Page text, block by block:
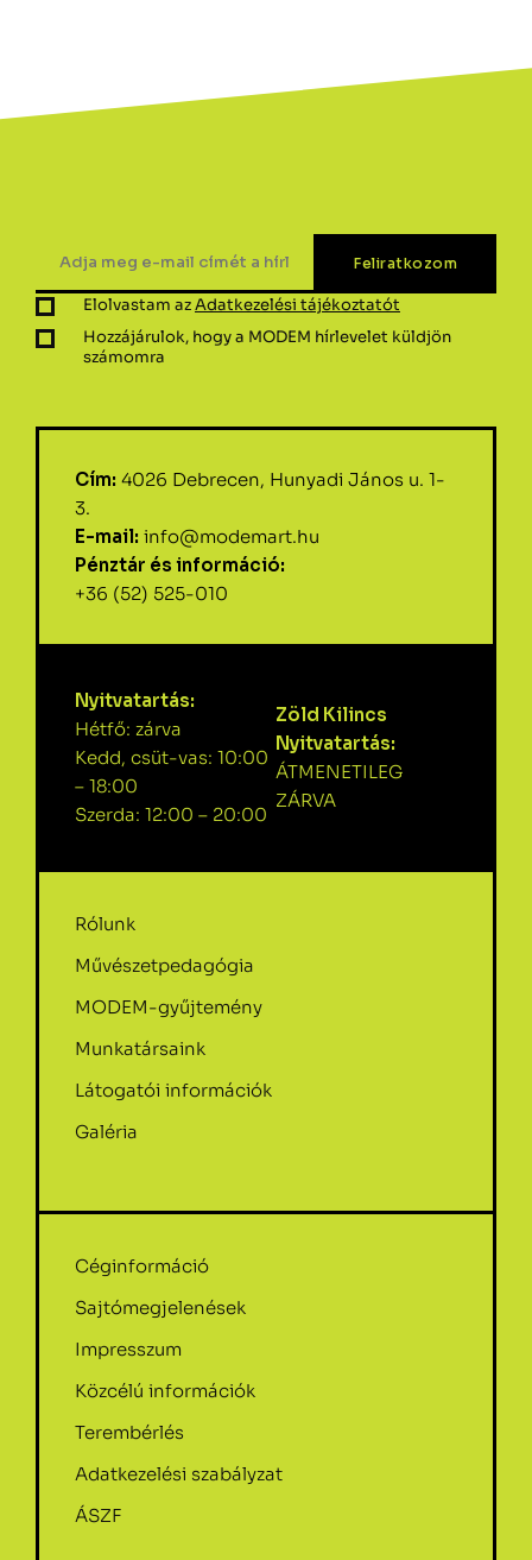
Elolvastam azAdatkezelési tájékoztatót
Hozzájárulok, hogy a MODEM hírlevelet küldjön
számomra
Cím: 4026 Debrecen, Hunyadi János u. 1-
3.
E-mail: info@modemart.hu
Pénztár és információ:
+36 (52) 525-010
Nyitvatartás:
Hétfő: zárva
Kedd, csüt-vas: 10:00
– 18:00
Szerda: 12:00 – 20:00
Zöld Kilincs
Nyitvatartás:
ÁTMENETILEG
ZÁRVA
Rólunk
Művészetpedagógia
MODEM-gyűjtemény
Munkatársaink
Látogatói információk
Galéria
Céginformáció
Sajtómegjelenések
Impresszum
Közcélú információk
Terembérlés
Adatkezelési szabályzat
ÁSZF